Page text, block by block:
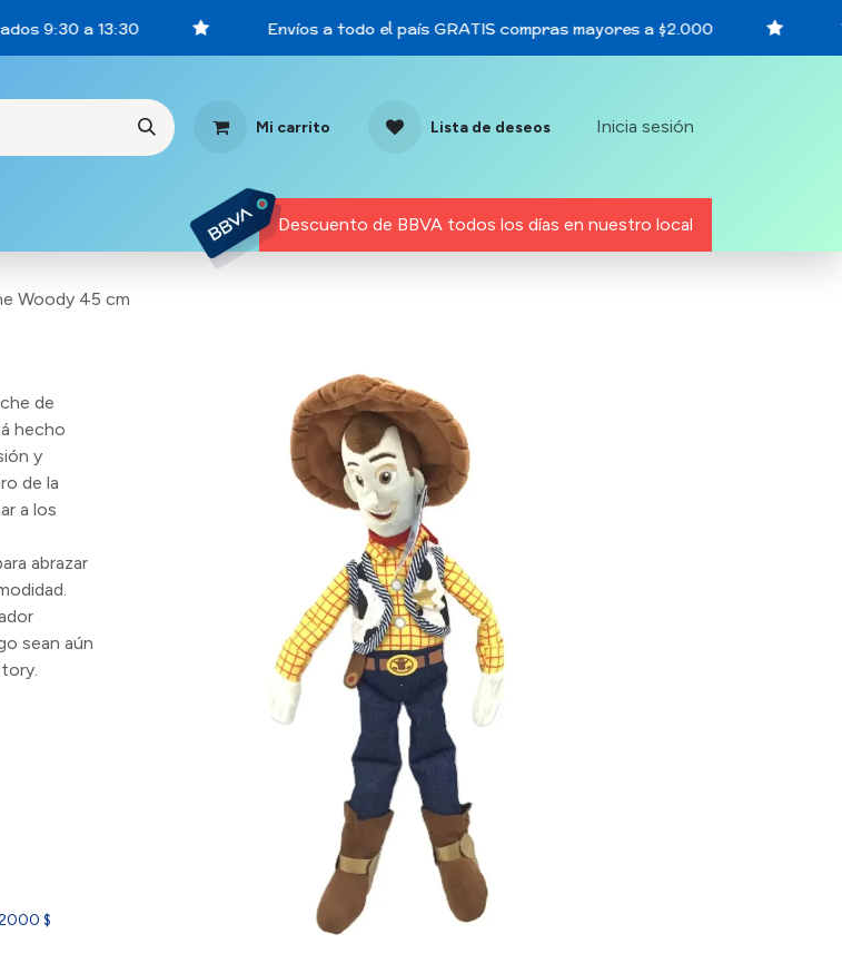
9:30 a 13:30 Envíos a todo el país GRATIS compras mayores a $2.000
Mi carrito Lista de deseos Inicia sesión
Descuento de BBVA todos los días en nuestro local
Woody 45 cm
de
hecho
y
de la
a los
abrazar
sean aún
$